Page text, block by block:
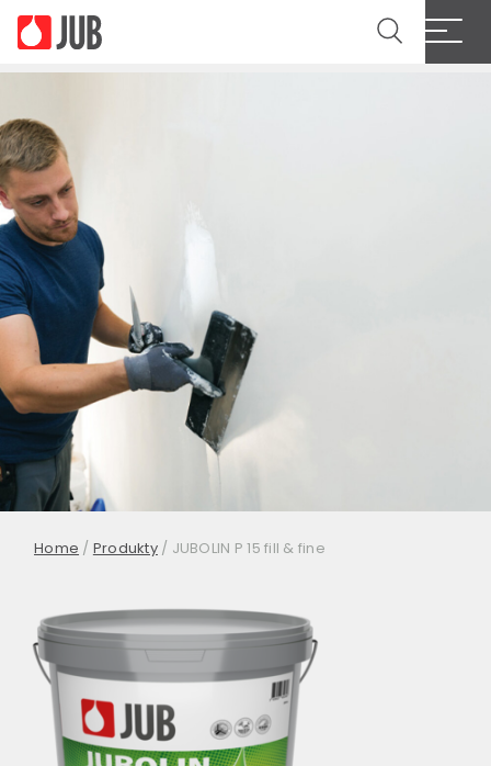
Home / Produkty/ JUBOLIN P 15 fill & fine